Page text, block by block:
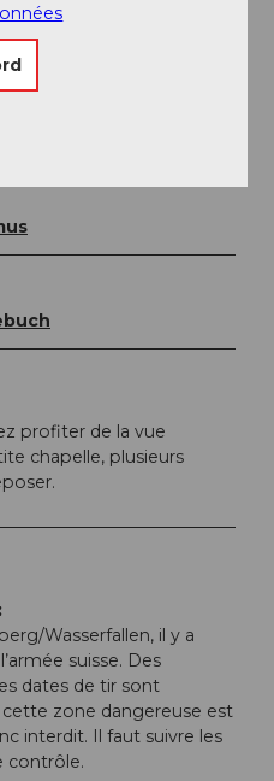
85
profiter de la vue
chapelle, plusieurs
Wasserfallen, il y a
suisse. Des
dates de tir sont
cette zone dangereuse est
interdit. Il faut suivre les
contrôle.